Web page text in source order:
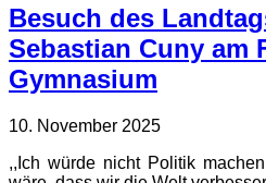
Besuch des
Sebastian Cuny am
Gymnasium
10. November 2025
,,Ich würde nicht Politik